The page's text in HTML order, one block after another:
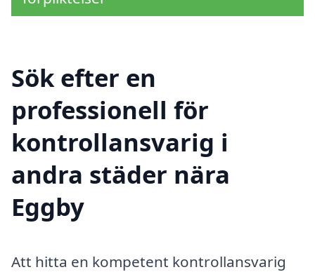
Sök efter en
professionell för
kontrollansvarig i
andra städer nära
Eggby
Att hitta en kompetent kontrollansvarig